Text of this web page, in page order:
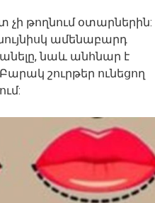
չի թողնում օտարներին:
ամենաբարդ
նաև անհնար է
շուրթեր ունեցող